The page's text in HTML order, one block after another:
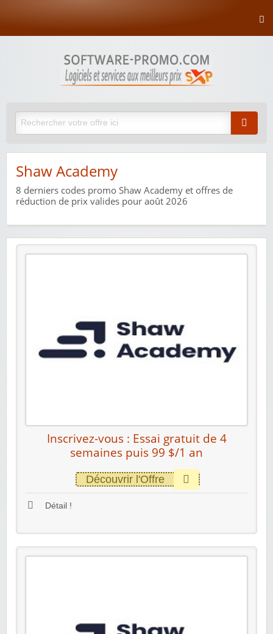
Shaw Academy
8 derniers codes promo Shaw Academy et offres de
réduction de prix valides pour août 2026
Inscrivez-vous : Essai gratuit de 4
semaines puis 99 $/1 an
Découvrir l'Offre
Détail !